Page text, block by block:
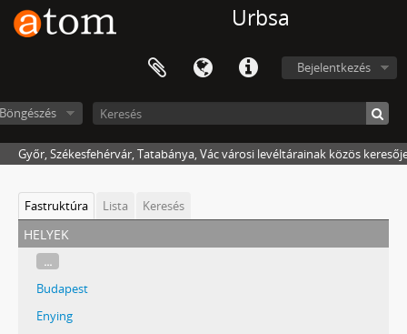
Urbsa
Bejelentkezés
Győr, Székesfehérvár, Tatabánya, Vác városi levéltárainak közös
Fastruktúra Lista Keresés
helyek
...
Budapest
Enying